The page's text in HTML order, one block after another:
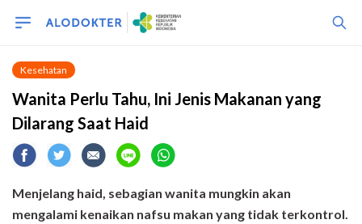
Kesehatan
Wanita Perlu Tahu, Ini Jenis Makanan yang
Dilarang Saat Haid
Menjelang haid, sebagian wanita mungkin akan
mengalami kenaikan nafsu makan yang tidak terkontrol.